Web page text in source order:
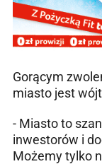
Gorącym
miasto jest
- Miasto to
inwestorów i
Możemy tylko